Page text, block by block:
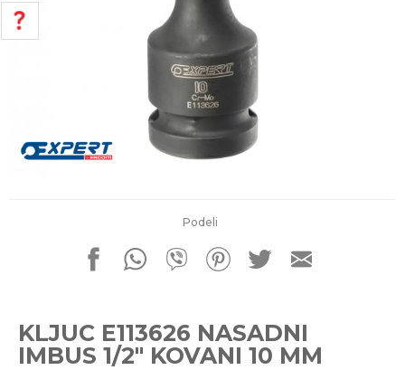
Podeli
KLJUC E113626 NASADNI
IMBUS 1/2" KOVANI 10 MM
POMOĆ PRI KUPOVINI
Za više informacija, pomoć i
porudžbine
011 4427900
Pišite nam
office@kitcommerce.rs